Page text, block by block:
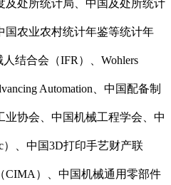
及处所统计局、中国及处所统计
国农业农村统计年鉴等统计年
结合会（IFR）、Wohlers
Automation、中国配备制
协会、中国机械工程学会、中
、中国3D打印手艺财产联
CIMA）、中国机械通用零部件